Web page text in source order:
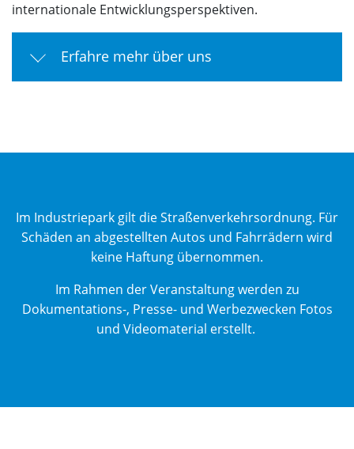
internationale Entwicklungsperspektiven.
Erfahre mehr über uns
Im Industriepark gilt die Straßenverkehrsordnung. Für
Schäden an abgestellten Autos und Fahrrädern wird
keine Haftung übernommen.
Im Rahmen der Veranstaltung werden zu
Dokumentations-, Presse- und Werbezwecken Fotos
und Videomaterial erstellt.